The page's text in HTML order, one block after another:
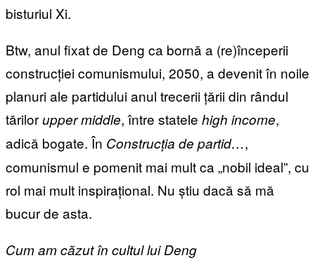
bisturiul Xi.
Btw, anul fixat de Deng ca bornă a (re)începerii
construcției comunismului, 2050, a devenit în noile
planuri ale partidului anul trecerii țării din rândul
tărilorupper middle, între statele high income,
adică bogate. În Construcția de partid…,
comunismul e pomenit mai mult ca „nobil ideal”, cu
rol mai mult inspirațional. Nu știu dacă să mă
bucur de asta.
Cum am căzut în cultul lui Deng